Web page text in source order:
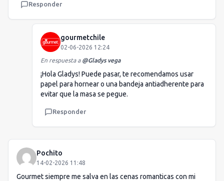
Responder
gourmetchile
02-06-2026 12:24
En respuesta a @Gladys vega
¡Hola Gladys! Puede pasar, te recomendamos usar
papel para hornear o una bandeja antiadherente para
evitar que la masa se pegue.
Responder
Pochito
14-02-2026 11:48
Gourmet siempre me salva en las cenas romanticas con mi